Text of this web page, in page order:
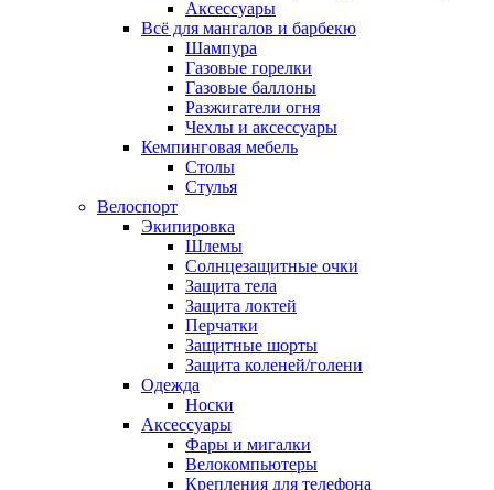
Аксессуары
Всё для мангалов и барбекю
Шампура
Газовые горелки
Газовые баллоны
Разжигатели огня
Чехлы и аксессуары
Кемпинговая мебель
Столы
Стулья
Велоспорт
Экипировка
Шлемы
Солнцезащитные очки
Защита тела
Защита локтей
Перчатки
Защитные шорты
Защита коленей/голени
Одежда
Носки
Аксессуары
Фары и мигалки
Велокомпьютеры
Крепления для телефона